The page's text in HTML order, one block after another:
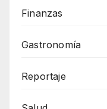
Finanzas
Gastronomía
Reportaje